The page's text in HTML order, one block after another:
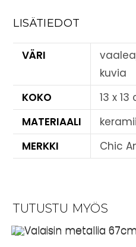
LISÄTIEDOT
VÄRI
kuvia
KOKO
13 x 13
MATERIAALI
MERKKI
Chic
TUTUSTU MYÖS